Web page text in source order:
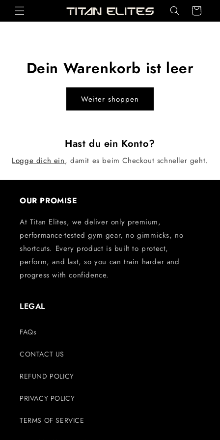
Direkt zum
Inhalt
Warenkorb
Dein Warenkorb ist leer
Weiter shoppen
Hast du ein Konto?
Logge dich ein, damit es beim Checkout schneller geht.
OUR PROMISE
At Titan Elites, we deliver only premium,
performance-tested gym gear, no gimmicks, no
shortcuts. Every product is built to protect,
perform, and last, so you can train harder and
progress with confidence.
LEGAL
FAQs
CONTACT US
REFUND POLICY
PRIVACY POLICY
TERMS OF SERVICE